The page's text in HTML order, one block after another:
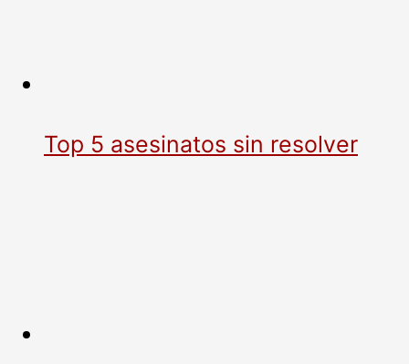
Top 5 asesinatos sin resolver